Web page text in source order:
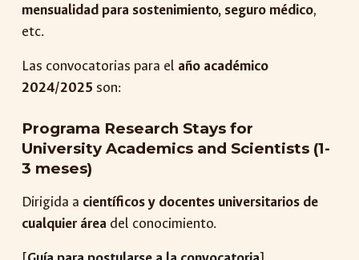
mensualidad para sostenimiento, seguro médico,
etc.
Las convocatorias para el año académico
2024/2025 son:
Programa Research Stays for
University Academics and Scientists (1-
3 meses)
Dirigida a científicos y docentes universitarios de
cualquier área del conocimiento.